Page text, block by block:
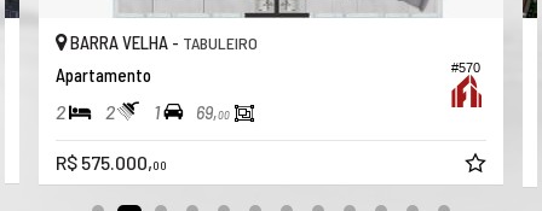
#570
BARRA VELHA - TABULEIRO
Apartamento
2 2 1 69,00
R$ 575.000,00